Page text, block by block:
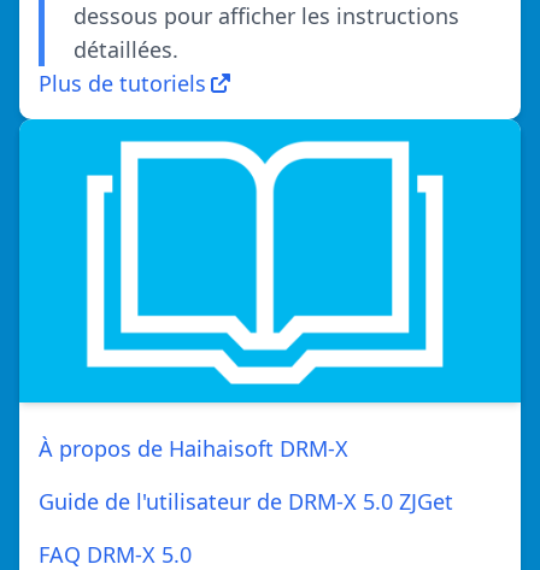
dessous pour afficher les instructions
détaillées.
Plus de tutoriels
À propos de Haihaisoft DRM-X
Guide de l'utilisateur de DRM-X 5.0 ZJGet
FAQ DRM-X 5.0